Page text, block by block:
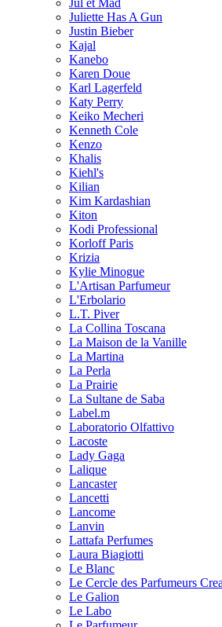
Jul et Mad
Juliette Has A Gun
Justin Bieber
Kajal
Kanebo
Karen Doue
Karl Lagerfeld
Katy Perry
Keiko Mecheri
Kenneth Cole
Kenzo
Khalis
Kiehl's
Kilian
Kim Kardashian
Kiton
Kodi Professional
Korloff Paris
Krizia
Kylie Minogue
L'Artisan Parfumeur
L'Erbolario
L.T. Piver
La Collina Toscana
La Maison de la Vanille
La Martina
La Perla
La Prairie
La Sultane de Saba
Label.m
Laboratorio Olfattivo
Lacoste
Lady Gaga
Lalique
Lancaster
Lancetti
Lancome
Lanvin
Lattafa Perfumes
Laura Biagiotti
Le Blanc
Le Cercle des Parfumeurs
Le Galion
Le Labo